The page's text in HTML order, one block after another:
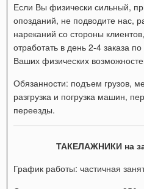
Если Вы физически сильный,
опозданий, не подводите нас,
нареканий со стороны
отработать в день 2-4 заказа
Ваших физических
Обязанности: подъем грузов,
разгрузка и погрузка машин,
переезды.
ТАКЕЛАЖНИКИ на
График работы: частичная